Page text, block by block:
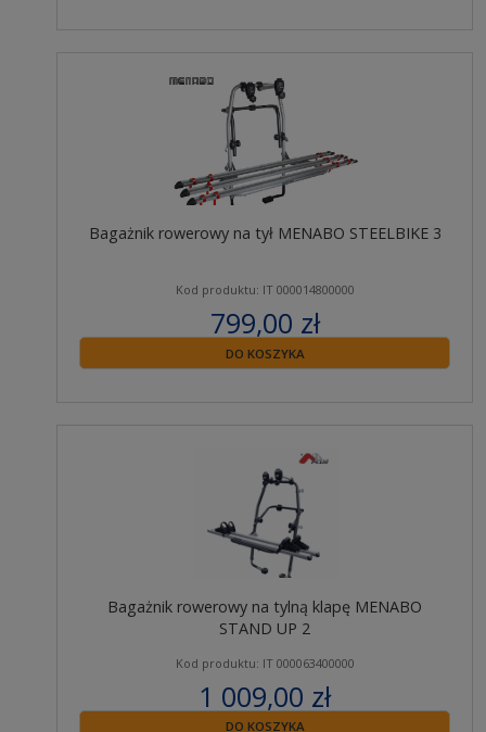
Bagażnik rowerowy na tył MENABO STEELBIKE 3
Kod produktu: IT 000014800000
799,00 zł
zawiera 23% VAT
DO KOSZYKA
Bagażnik rowerowy na tylną klapę MENABO
STAND UP 2
Kod produktu: IT 000063400000
1 009,00 zł
zawiera 23% VAT
DO KOSZYKA